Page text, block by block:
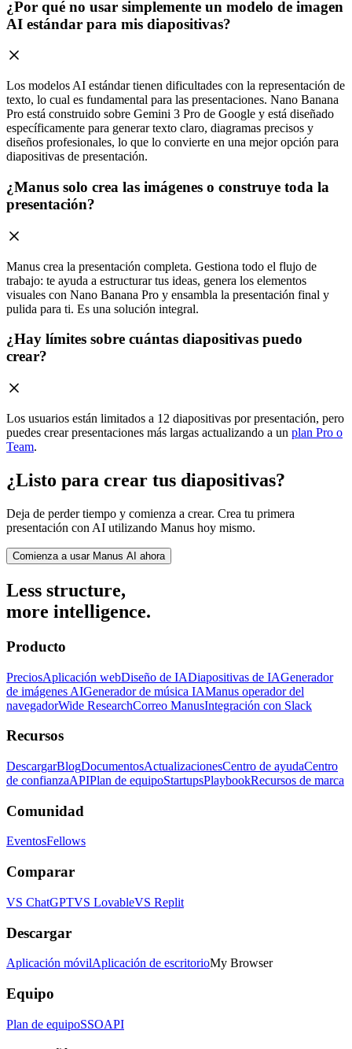
¿Por qué no usar simplemente un modelo de imagen
AI estándar para mis diapositivas?
Los modelos AI estándar tienen dificultades con la representación de
texto, lo cual es fundamental para las presentaciones. Nano Banana
Pro está construido sobre Gemini 3 Pro de Google y está diseñado
específicamente para generar texto claro, diagramas precisos y
diseños profesionales, lo que lo convierte en una mejor opción para
diapositivas de presentación.
¿Manus solo crea las imágenes o construye toda la
presentación?
Manus crea la presentación completa. Gestiona todo el flujo de
trabajo: te ayuda a estructurar tus ideas, genera los elementos
visuales con Nano Banana Pro y ensambla la presentación final y
pulida para ti. Es una solución integral.
¿Hay límites sobre cuántas diapositivas puedo
crear?
Los usuarios están limitados a 12 diapositivas por presentación, pero
puedes crear presentaciones más largas actualizando a un plan Pro o
Team.
¿Listo para crear tus diapositivas?
Deja de perder tiempo y comienza a crear. Crea tu primera
presentación con AI utilizando Manus hoy mismo.
Comienza a usar Manus AI ahora
Less structure,
more intelligence.
Producto
PreciosAplicación webDiseño de IADiapositivas de IAGenerador
de imágenes AIGenerador de música IAManus operador del
navegadorWide ResearchCorreo ManusIntegración con Slack
Recursos
DescargarBlogDocumentosActualizacionesCentro de ayudaCentro
de confianzaAPIPlan de equipoStartupsPlaybookRecursos de marca
Comunidad
EventosFellows
Comparar
VS ChatGPTVS LovableVS Replit
Descargar
Aplicación móvilAplicación de escritorioMy Browser
Equipo
Plan de equipoSSOAPI